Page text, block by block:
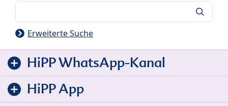
Erweiterte Suche
HiPP WhatsApp-Kanal
HiPP App